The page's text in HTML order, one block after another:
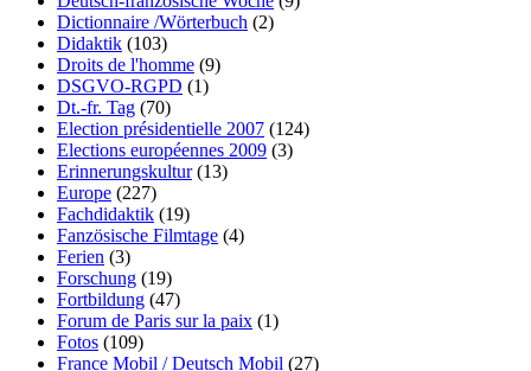
Dictionnaire /Wörterbuch (2)
Didaktik (103)
Droits de l'homme (9)
DSGVO-RGPD (1)
Dt.-fr. Tag (70)
Election présidentielle 2007 (124)
Elections européennes 2009 (3)
Erinnerungskultur(13)
Europe (227)
Fachdidaktik (19)
Fanzösische Filmtage (4)
Ferien (3)
Forschung (19)
Fortbildung (47)
Forum de Paris sur la paix (1)
Fotos (109)
France Mobil / Deutsch Mobil (27)